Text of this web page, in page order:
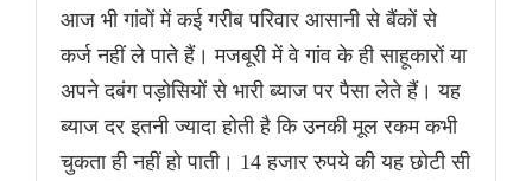
आज भी गांवों में कई गरीब परिवार आसानी से बैंकों से
कर्ज नहीं ले पाते हैं। मजबूरी में वे गांव के ही साहूकारों या
अपने दबंग पड़ोसियों से भारी ब्याज पर पैसा लेते हैं। यह
ब्याज दर इतनी ज्यादा होती है कि उनकी मूल रकम कभी
चुकता ही नहीं हो पाती। 14 हजार रुपये की यह छोटी सी